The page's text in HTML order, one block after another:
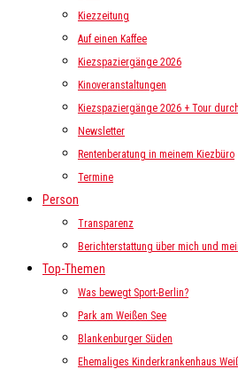
Kiezzeitung
Auf einen Kaffee
Kiezspaziergänge 2026
Kinoveranstaltungen
Kiezspaziergänge 2026 + Tour
Newsletter
Rentenberatung in meinem Kiezbüro
Termine
Person
Transparenz
Berichterstattung über mich und
Top-Themen
Was bewegt Sport-Berlin?
Park am Weißen See
Blankenburger Süden
Ehemaliges Kinderkrankenhaus